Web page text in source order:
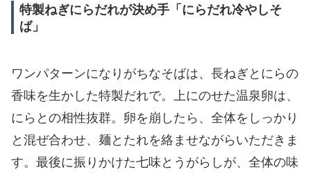
特製ねぎにらだれが決め手「にらだれ冷やしそ
ば」
ワンパターンになりがちなそばは、長ねぎとにらの
香味を生かした特製だれで。上にのせた温泉卵は、
にらとの相性抜群。卵を崩したら、全体をしっかり
と混ぜ合わせ、麺とたれを絡ませながらいただきま
す。最後に振りかけた七味とうがらしが、全体の味